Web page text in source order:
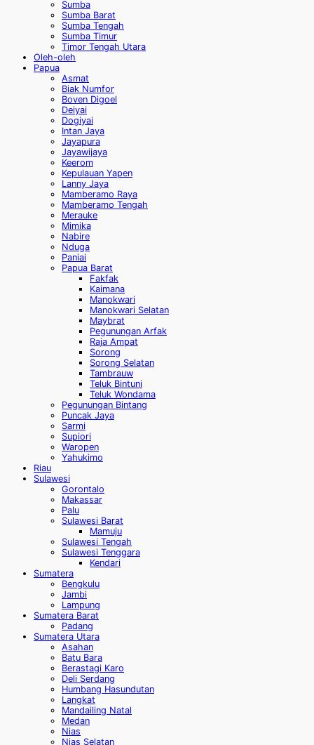
Sumba
Sumba Barat
Sumba Tengah
Sumba Timur
Timor Tengah Utara
Oleh-oleh
Papua
Asmat
Biak Numfor
Boven Digoel
Deiyai
Dogiyai
Intan Jaya
Jayapura
Jayawijaya
Keerom
Kepulauan Yapen
Lanny Jaya
Mamberamo Raya
Mamberamo Tengah
Merauke
Mimika
Nabire
Nduga
Paniai
Papua Barat
Fakfak
Kaimana
Manokwari
Manokwari Selatan
Maybrat
Pegunungan Arfak
Raja Ampat
Sorong
Sorong Selatan
Tambrauw
Teluk Bintuni
Teluk Wondama
Pegunungan Bintang
Puncak Jaya
Sarmi
Supiori
Waropen
Yahukimo
Riau
Sulawesi
Gorontalo
Makassar
Palu
Sulawesi Barat
Mamuju
Sulawesi Tengah
Sulawesi Tenggara
Kendari
Sumatera
Bengkulu
Jambi
Lampung
Sumatera Barat
Padang
Sumatera Utara
Asahan
Batu Bara
Berastagi Karo
Deli Serdang
Humbang Hasundutan
Langkat
Mandailing Natal
Medan
Nias
Nias Selatan